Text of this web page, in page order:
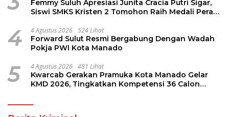
Femmy Suluh Apresiasi Junita Cracia Putri Sigar,
Siswi SMKS Kristen 2 Tomohon Raih Medali Perak
4 4 Agustus 2026 524 Lihat
Forward Sulut Resmi Bergabung Dengan Wadah
Pokja PWI Kota Manado
5 4 Agustus 2026 481 Lihat
Kwarcab Gerakan Pramuka Kota Manado Gelar
KMD 2026, Tingkatkan Kompetensi 36 Calon